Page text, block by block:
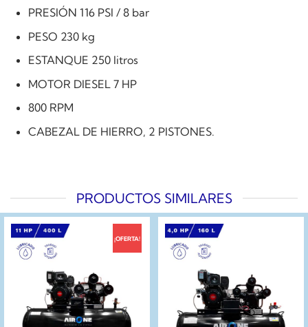
PRESIÓN 116 PSI / 8 bar
PESO 230 kg
ESTANQUE 250 litros
MOTOR DIESEL 7 HP
800 RPM
CABEZAL DE HIERRO, 2 PISTONES.
PRODUCTOS SIMILARES
¡OFERTA!